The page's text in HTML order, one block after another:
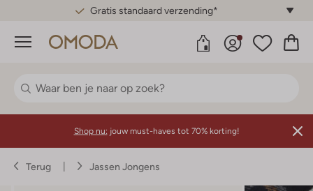
Gratis standaard verzending*
Menu
Shop nu: jouw must-haves tot 70% korting!
Terug Jassen Jongens